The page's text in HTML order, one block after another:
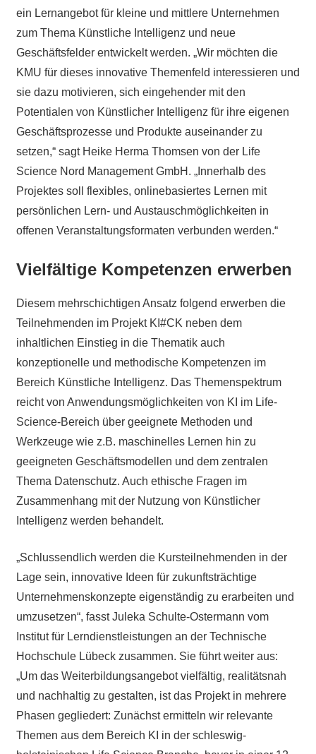
ein Lernangebot für kleine und mittlere Unternehmen
zum Thema Künstliche Intelligenz und neue
Geschäftsfelder entwickelt werden. „Wir möchten die
KMU für dieses innovative Themenfeld interessieren und
sie dazu motivieren, sich eingehender mit den
Potentialen von Künstlicher Intelligenz für ihre eigenen
Geschäftsprozesse und Produkte auseinander zu
setzen,“ sagt Heike Herma Thomsen von der Life
Science Nord Management GmbH. „Innerhalb des
Projektes soll flexibles, onlinebasiertes Lernen mit
persönlichen Lern- und Austauschmöglichkeiten in
offenen Veranstaltungsformaten verbunden werden.“
Vielfältige Kompetenzen erwerben
Diesem mehrschichtigen Ansatz folgend erwerben die
Teilnehmenden im Projekt KI#CK neben dem
inhaltlichen Einstieg in die Thematik auch
konzeptionelle und methodische Kompetenzen im
Bereich Künstliche Intelligenz. Das Themenspektrum
reicht von Anwendungsmöglichkeiten von KI im Life-
Science-Bereich über geeignete Methoden und
Werkzeuge wie z.B. maschinelles Lernen hin zu
geeigneten Geschäftsmodellen und dem zentralen
Thema Datenschutz. Auch ethische Fragen im
Zusammenhang mit der Nutzung von Künstlicher
Intelligenz werden behandelt.
„Schlussendlich werden die Kursteilnehmenden in der
Lage sein, innovative Ideen für zukunftsträchtige
Unternehmenskonzepte eigenständig zu erarbeiten und
umzusetzen“, fasst Juleka Schulte-Ostermann vom
Institut für Lerndienstleistungen an der Technische
Hochschule Lübeck zusammen. Sie führt weiter aus:
„Um das Weiterbildungsangebot vielfältig, realitätsnah
und nachhaltig zu gestalten, ist das Projekt in mehrere
Phasen gegliedert: Zunächst ermitteln wir relevante
Themen aus dem Bereich KI in der schleswig-